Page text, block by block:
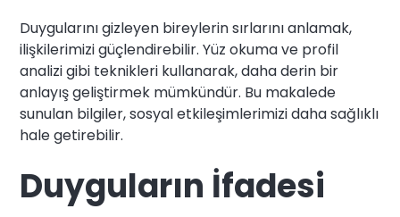
Duygularını gizleyen bireylerin sırlarını anlamak,
ilişkilerimizi güçlendirebilir. Yüz okuma ve profil
analizi gibi teknikleri kullanarak, daha derin bir
anlayış geliştirmek mümkündür. Bu makalede
sunulan bilgiler, sosyal etkileşimlerimizi daha sağlıklı
hale getirebilir.
Duyguların İfadesi